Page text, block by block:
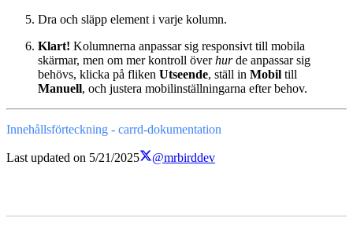
Dra och släpp element i varje kolumn.
Klart! Kolumnerna anpassar sig responsivt till mobila
skärmar, men om mer kontroll överhurde anpassar sig
behövs, klicka på fliken Utseende, ställ in Mobil till
Manuell, och justera mobilinställningarna efter behov.
Innehållsförteckning - carrd-dokumentation
Last updated on 5/21/2025 @mrbirddev